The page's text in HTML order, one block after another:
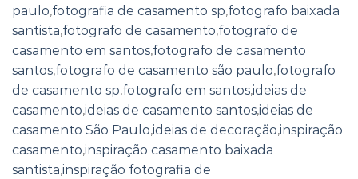
paulo,fotografia de casamento sp,fotografo baixada
santista,fotografo de casamento,fotografo de
casamento em santos,fotografo de casamento
santos,fotografo de casamento são paulo,fotografo
de casamento sp,fotografo em santos,ideias de
casamento,ideias de casamento santos,ideias de
casamento São Paulo,ideias de decoração,inspiração
casamento,inspiração casamento baixada
santista,inspiração fotografia de